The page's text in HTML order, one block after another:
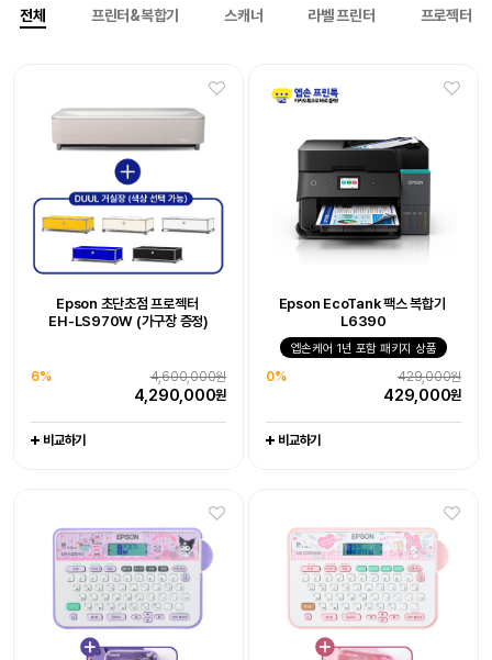
전체 프린터&복합기 스캐너 라벨 프린터 프로젝터
Epson 초단초점 프로젝터
EH-LS970W (가구장 증정)
4,600,000원
6%
4,290,000원
비교하기
Epson EcoTank 팩스 복합기
L6390
엡손케어 1년 포함 패키지 상품
429,000원
0%
429,000원
비교하기
Epson EcoTank 팩스 복합기
L6390
429,000원
0%
429,000원
비교하기
Epson EcoTank
포토프린터 L8050
엡손케어 1년 포함 패키지 상품
444,000원
0%
444,000원
비교하기
EH-LS970W 엡손 케어 - 오픈마켓
0원
Epson WorkForce DS-530III
엡손케어 1년 포함 패키지 상품
417,000원
비교하기
Epson 네이머
LW-K200KU 쿠로미 라벨프린터
116,800원
23%
89,000원
비교하기
Epson 네이머
LW-K200MM 마이멜로디
라벨프린터 라벨기
-
116,800원
23%
89,000원
비교하기
Epson 초단초점 프로젝터
EH-LS970W (가구장 증정)
4,290,000원
라이프스튜디오 EF-73 빔프로젝터
1,990,000원
10%
1,790,000원